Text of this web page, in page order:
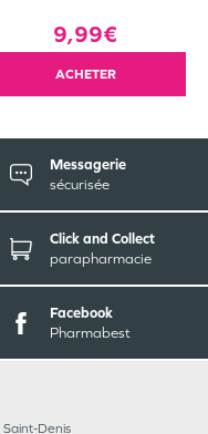
9,99€
ACHETER
Messagerie
sécurisée
Click and Collect
parapharmacie
Facebook
Pharmabest
Denis